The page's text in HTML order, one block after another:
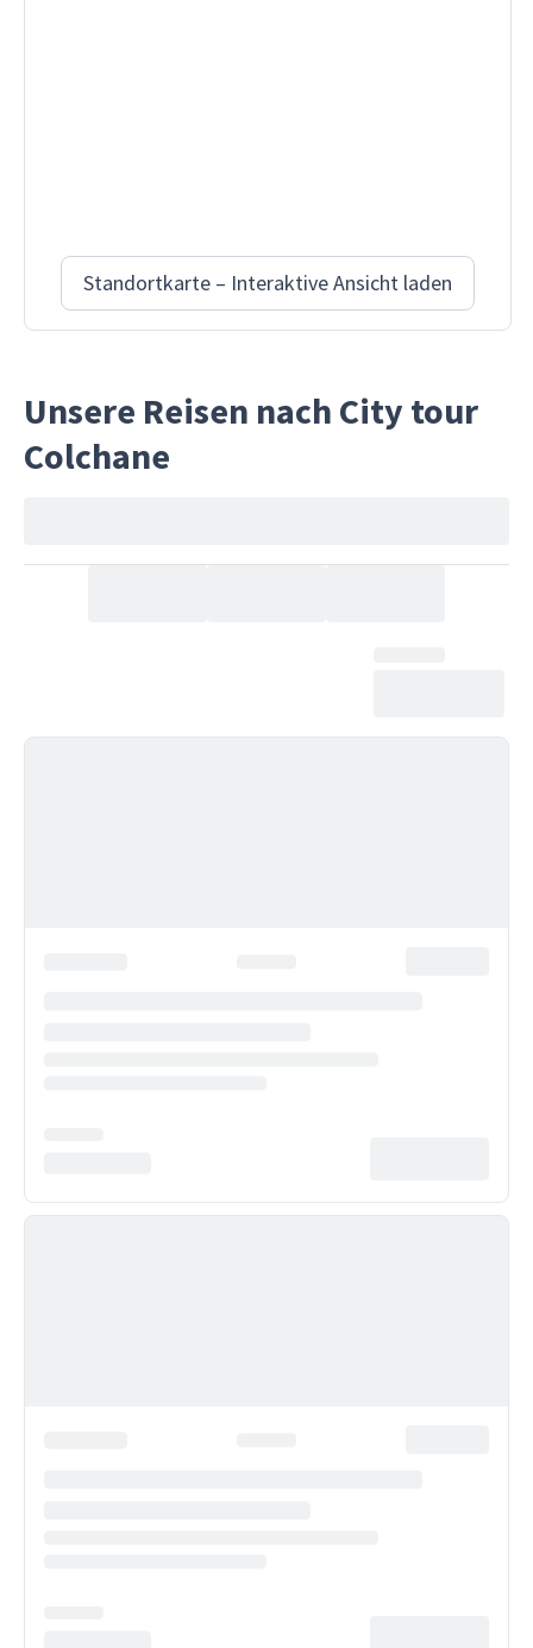
Standortkarte – Interaktive Ansicht laden
Unsere Reisen nach City tour
Colchane